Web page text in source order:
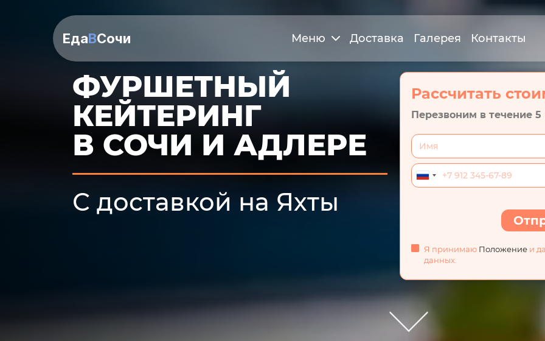
ЕдаВСочи Меню Доставка Галерея Контакты
ФУРШЕТНЫЙ
КЕЙТЕРИНГ
В СОЧИ И АДЛЕРЕ
С доставкой на Яхты
Рассчитать
Перезвоним в течение 5
Я принимаю Положение и
данных.